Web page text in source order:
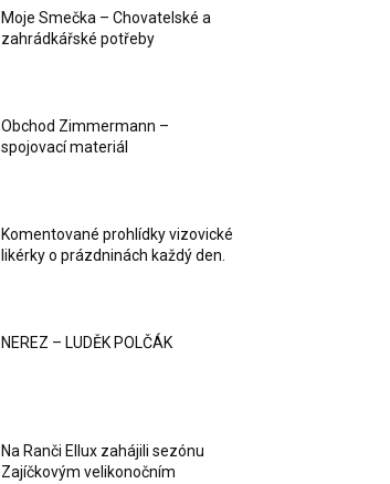
Moje Smečka – Chovatelské a
zahrádkářské potřeby
Obchod Zimmermann –
spojovací materiál
Komentované prohlídky vizovické
likérky o prázdninách každý den.
NEREZ – LUDĚK POLČÁK
Na Ranči Ellux zahájili sezónu
Zajíčkovým velikonočním